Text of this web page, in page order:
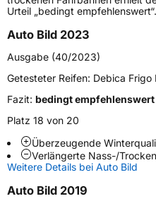
Gewicht (in kg)8,529 kg
FahrzeugtypPKW
Verwendung Winterreifen
ModellnameFrigo HP 2
Fahrzeugart
PKW & SUV
Urteil „bedingt empfehlenswert“.
Auto Bild 2023
Ausgabe (40/2023)
Getesteter Reifen: Debica Frigo
Fazit: bedingt empfehlenswert
Platz 18 von 20
Überzeugende
Verlängerte Nass-/
Weitere Details bei Auto Bild
Auto Bild 2019